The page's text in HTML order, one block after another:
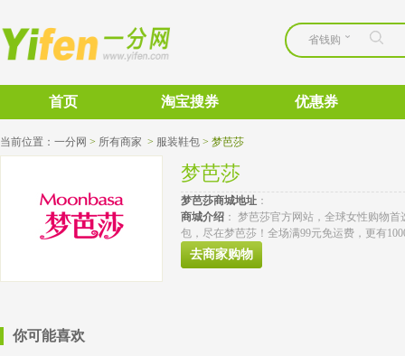
省钱购
首页 淘宝搜券 优惠券
当前位置： 一分网 > 所有商家 > 服装鞋包 > 梦芭莎
梦芭莎
梦芭莎商城地址 ：
商城介绍 ： 梦芭莎官方网站，全球女性购物
包，尽在梦芭莎！全场满99元免运费，更有
去商家购物
你可能喜欢